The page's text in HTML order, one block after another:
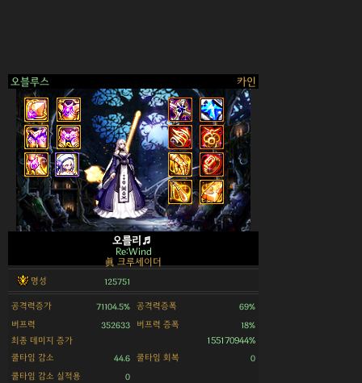
오블루스 카인
>
오를리♬
Re:Wind
眞 크루세이더
명성 125751
공격력증가 71104.5% 공격력증폭 69%
버프력 352633 버프력 증폭 18%
최종 데미지 증가
155170944%
쿨타임 감소
44.6 쿨타임 회복 0
쿨타임 감소 실적용 0